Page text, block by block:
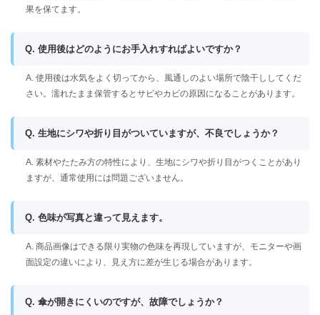
果を保てます。
Q. 使用後はどのようにお手入れすればよいですか？
A. 使用後は水気をよく切ってから、風通しのよい場所で陰干ししてくだ
さい。濡れたまま保管するとサビやカビの原因になることがあります。
Q. 生地にシワや折り目がついていますが、不良でしょうか？
A. 素材やたたみ方の特性により、生地にシワや折り目がつくことがあり
ますが、通常使用には問題ございません。
Q. 色味が写真と違って見えます。
A. 商品画像はできる限り実物の色味を再現していますが、モニターや画
面設定の違いにより、見え方に差が生じる場合があります。
Q. 傘が開きにくいのですが、故障でしょうか？